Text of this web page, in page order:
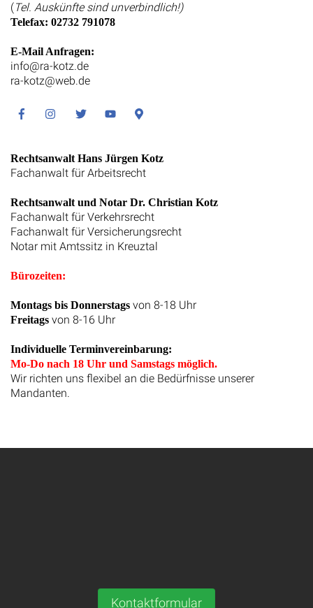
(Tel. Auskünfte sind unverbindlich!)
Telefax: 02732 791078
E-Mail Anfragen:
info@ra-kotz.de
ra-kotz@web.de
FacebookInstagramTwitter YoutubeGoogle
Rechtsanwalt Hans Jürgen Kotz
Fachanwalt für Arbeitsrecht
Rechtsanwalt und Notar Dr. Christian Kotz
Fachanwalt für Verkehrsrecht
Fachanwalt für Versicherungsrecht
Notar mit Amtssitz in Kreuztal
Bürozeiten:
Montags bis Donnerstags von 8-18 Uhr
Freitags von 8-16 Uhr
Individuelle Terminvereinbarung:
Mo-Do nach 18 Uhr und Samstags möglich.
Wir richten uns flexibel an die Bedürfnisse unserer
Mandanten.
Kontaktformular